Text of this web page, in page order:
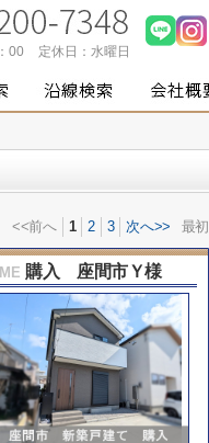
00 定休日： 水曜日
<<前へ 1 2 3 次へ>> 最初
購入 座間市Ｙ様